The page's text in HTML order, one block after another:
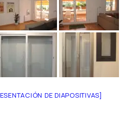
DE DIAPOSITIVAS]